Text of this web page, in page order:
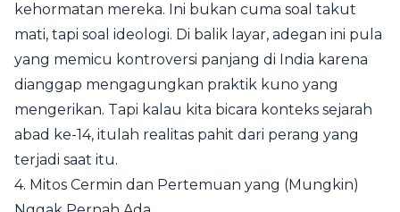
kehormatan mereka. Ini bukan cuma soal takut
mati, tapi soal ideologi. Di balik layar, adegan ini pula
yang memicu kontroversi panjang di India karena
dianggap mengagungkan praktik kuno yang
mengerikan. Tapi kalau kita bicara konteks sejarah
abad ke-14, itulah realitas pahit dari perang yang
terjadi saat itu.
4. Mitos Cermin dan Pertemuan yang (Mungkin)